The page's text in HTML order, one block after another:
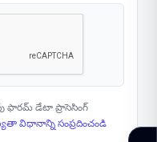
ఫారమ్ డేటా ప్రాసెసింగ్
విధానాన్ని సంప్రదించండి